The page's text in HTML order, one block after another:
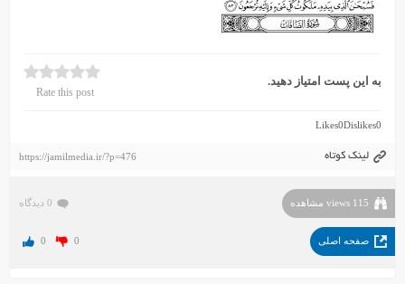
به این پست امتیاز دهید.
Rate this post
Likes0Dislikes0
لینک کوتاه https://jamilmedia.ir/?p=476
115 views مشاهده 0 دیدگاه
صفحه اصلی 0 0